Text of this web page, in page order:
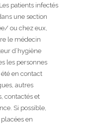
patients infectés
une section
ou chez eux,
le médecin
d’hygiène
les personnes
en contact
autres
contactés et
Si possible,
en